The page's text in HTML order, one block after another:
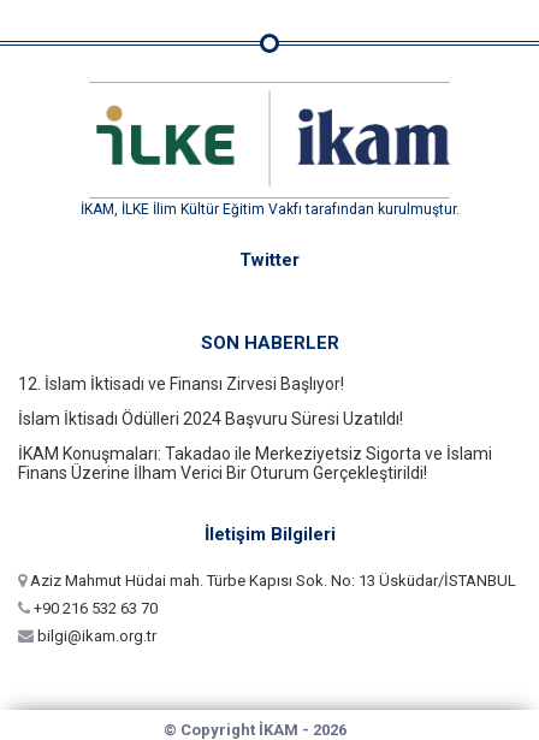
İKAM, İLKE İlim Kültür Eğitim Vakfı tarafından kurulmuştur.
Twitter
SON HABERLER
12. İslam İktisadı ve Finansı Zirvesi Başlıyor!
İslam İktisadı Ödülleri 2024 Başvuru Süresi Uzatıldı!
İKAM Konuşmaları: Takadao ile Merkeziyetsiz Sigorta ve İslami
Finans Üzerine İlham Verici Bir Oturum Gerçekleştirildi!
İletişim Bilgileri
Aziz Mahmut Hüdai mah. Türbe Kapısı Sok. No: 13 Üsküdar/İSTANBUL
+90 216 532 63 70
bilgi@ikam.org.tr
© Copyright İKAM - 2026